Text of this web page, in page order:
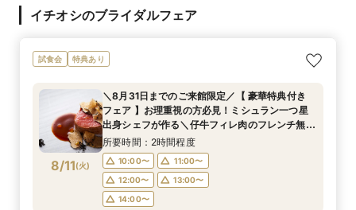
イチオシのブライダルフェア
試食会 特典あり
8/11(火)
＼8月31日までのご来館限定／【 豪華特典付き
フェア 】お理重視の方必見！ミシュラン一つ星
出身シェフが作る＼仔牛フィレ肉のフレンチ無料
試食／ 不安解消* お2人安心相談会も◎
所要時間：2時間程度
10:00〜
11:00〜
12:00〜
13:00〜
14:00〜